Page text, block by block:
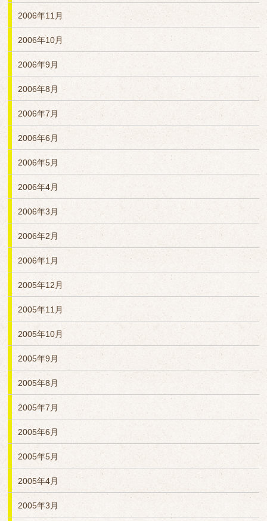
2006年11月
2006年10月
2006年9月
2006年8月
2006年7月
2006年6月
2006年5月
2006年4月
2006年3月
2006年2月
2006年1月
2005年12月
2005年11月
2005年10月
2005年9月
2005年8月
2005年7月
2005年6月
2005年5月
2005年4月
2005年3月